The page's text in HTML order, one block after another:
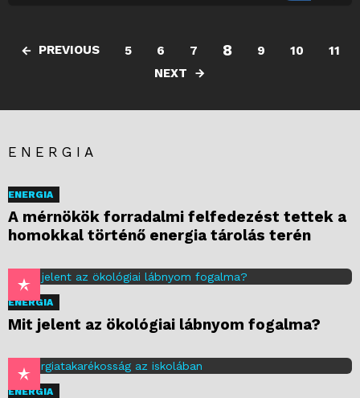
PREVIOUS 5 6 7 8 9 10
11
NEXT
ENERGIA
ENERGIA
A mérnökök forradalmi felfedezést tettek a
homokkal történő energia tárolás terén
ENERGIA
Mit jelent az ökológiai lábnyom fogalma?
ENERGIA